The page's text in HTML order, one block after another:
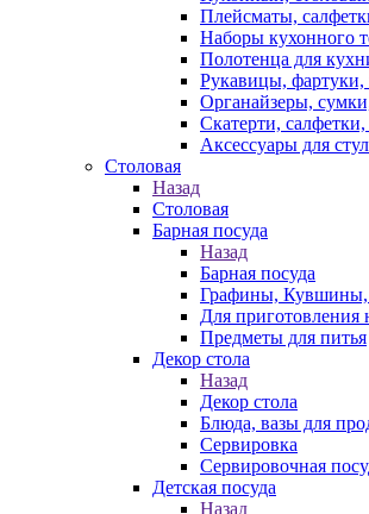
Плейсматы,
Наборы кухонного
Полотенца для
Рукавицы, фартуки,
Органайзеры,
Скатерти,
Аксессуары для
Столовая
Назад
Столовая
Барная посуда
Назад
Барная посуда
Графины, Кувшины,
Для приготовления
Предметы для питья
Декор стола
Назад
Декор стола
Блюда, вазы для
Сервировка
Сервировочная
Детская посуда
Назад